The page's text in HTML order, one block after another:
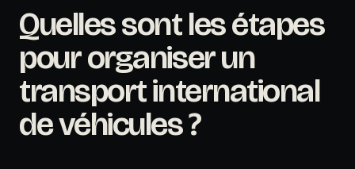
Quelles sont les étapes
pour organiser un
transport international
de véhicules ?